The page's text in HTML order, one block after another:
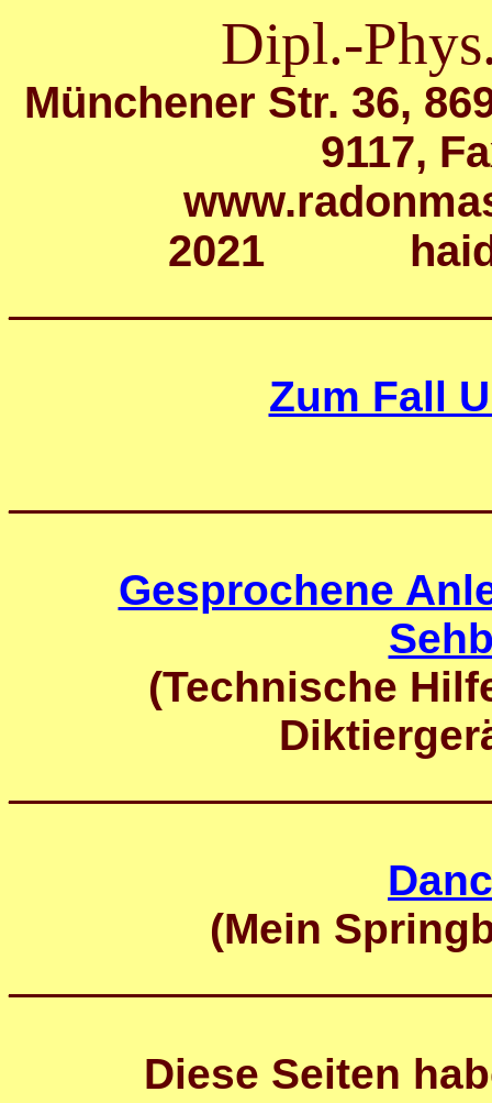
Dipl.-
Münchener Str. 36,
9117,
2021
Zum Fall
Gesprochene
(Technische
(Mein
Diese Seiten